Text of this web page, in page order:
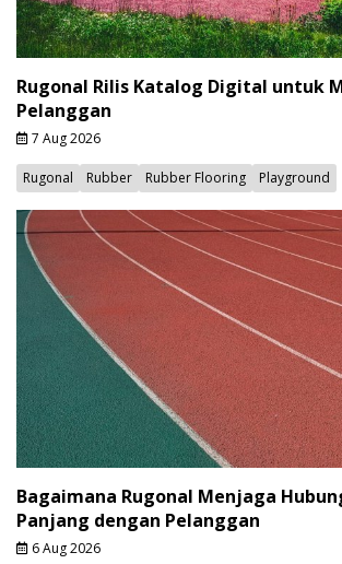
Rugonal Rilis Katalog Digital untuk
Pelanggan
7 Aug 2026
Rugonal Rubber Rubber Flooring Playground
Bagaimana Rugonal Menjaga
Panjang dengan Pelanggan
6 Aug 2026